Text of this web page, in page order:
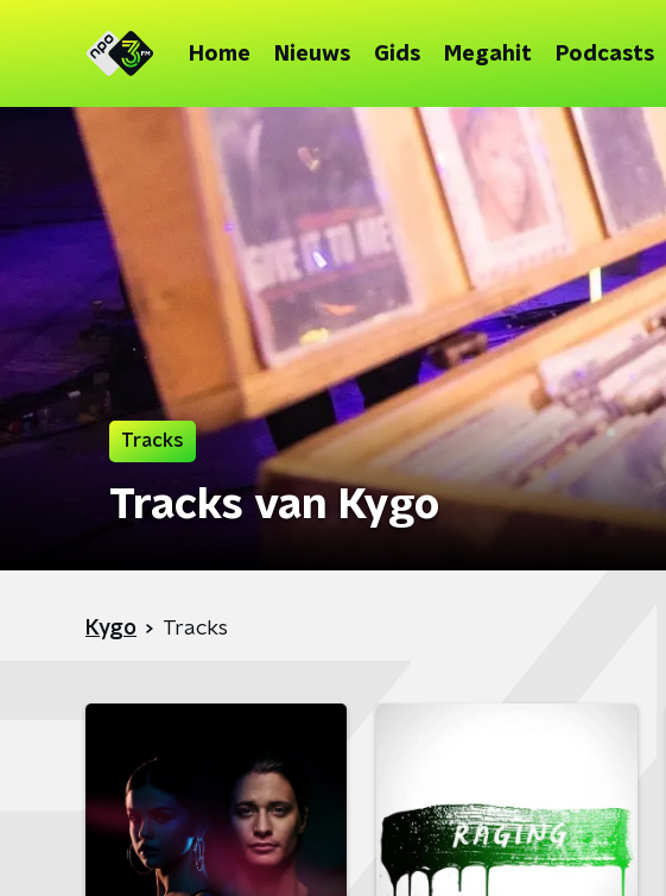
Home Nieuws Gids Megahit Podcasts
Tracks
Tracks van Kygo
Kygo Tracks